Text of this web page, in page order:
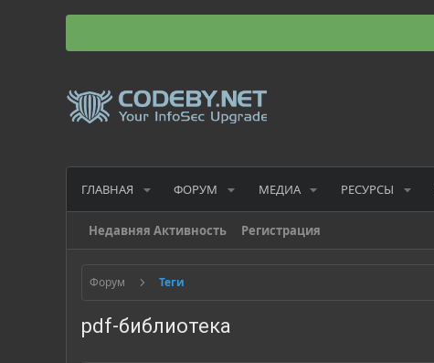
ГЛАВНАЯ ФОРУМ МЕДИА РЕСУРСЫ
Недавняя Активность Регистрация
Форум Теги
pdf-библиотека